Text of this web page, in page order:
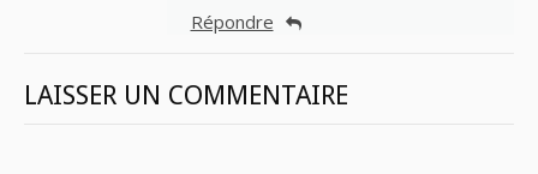
Répondre
LAISSER UN COMMENTAIRE